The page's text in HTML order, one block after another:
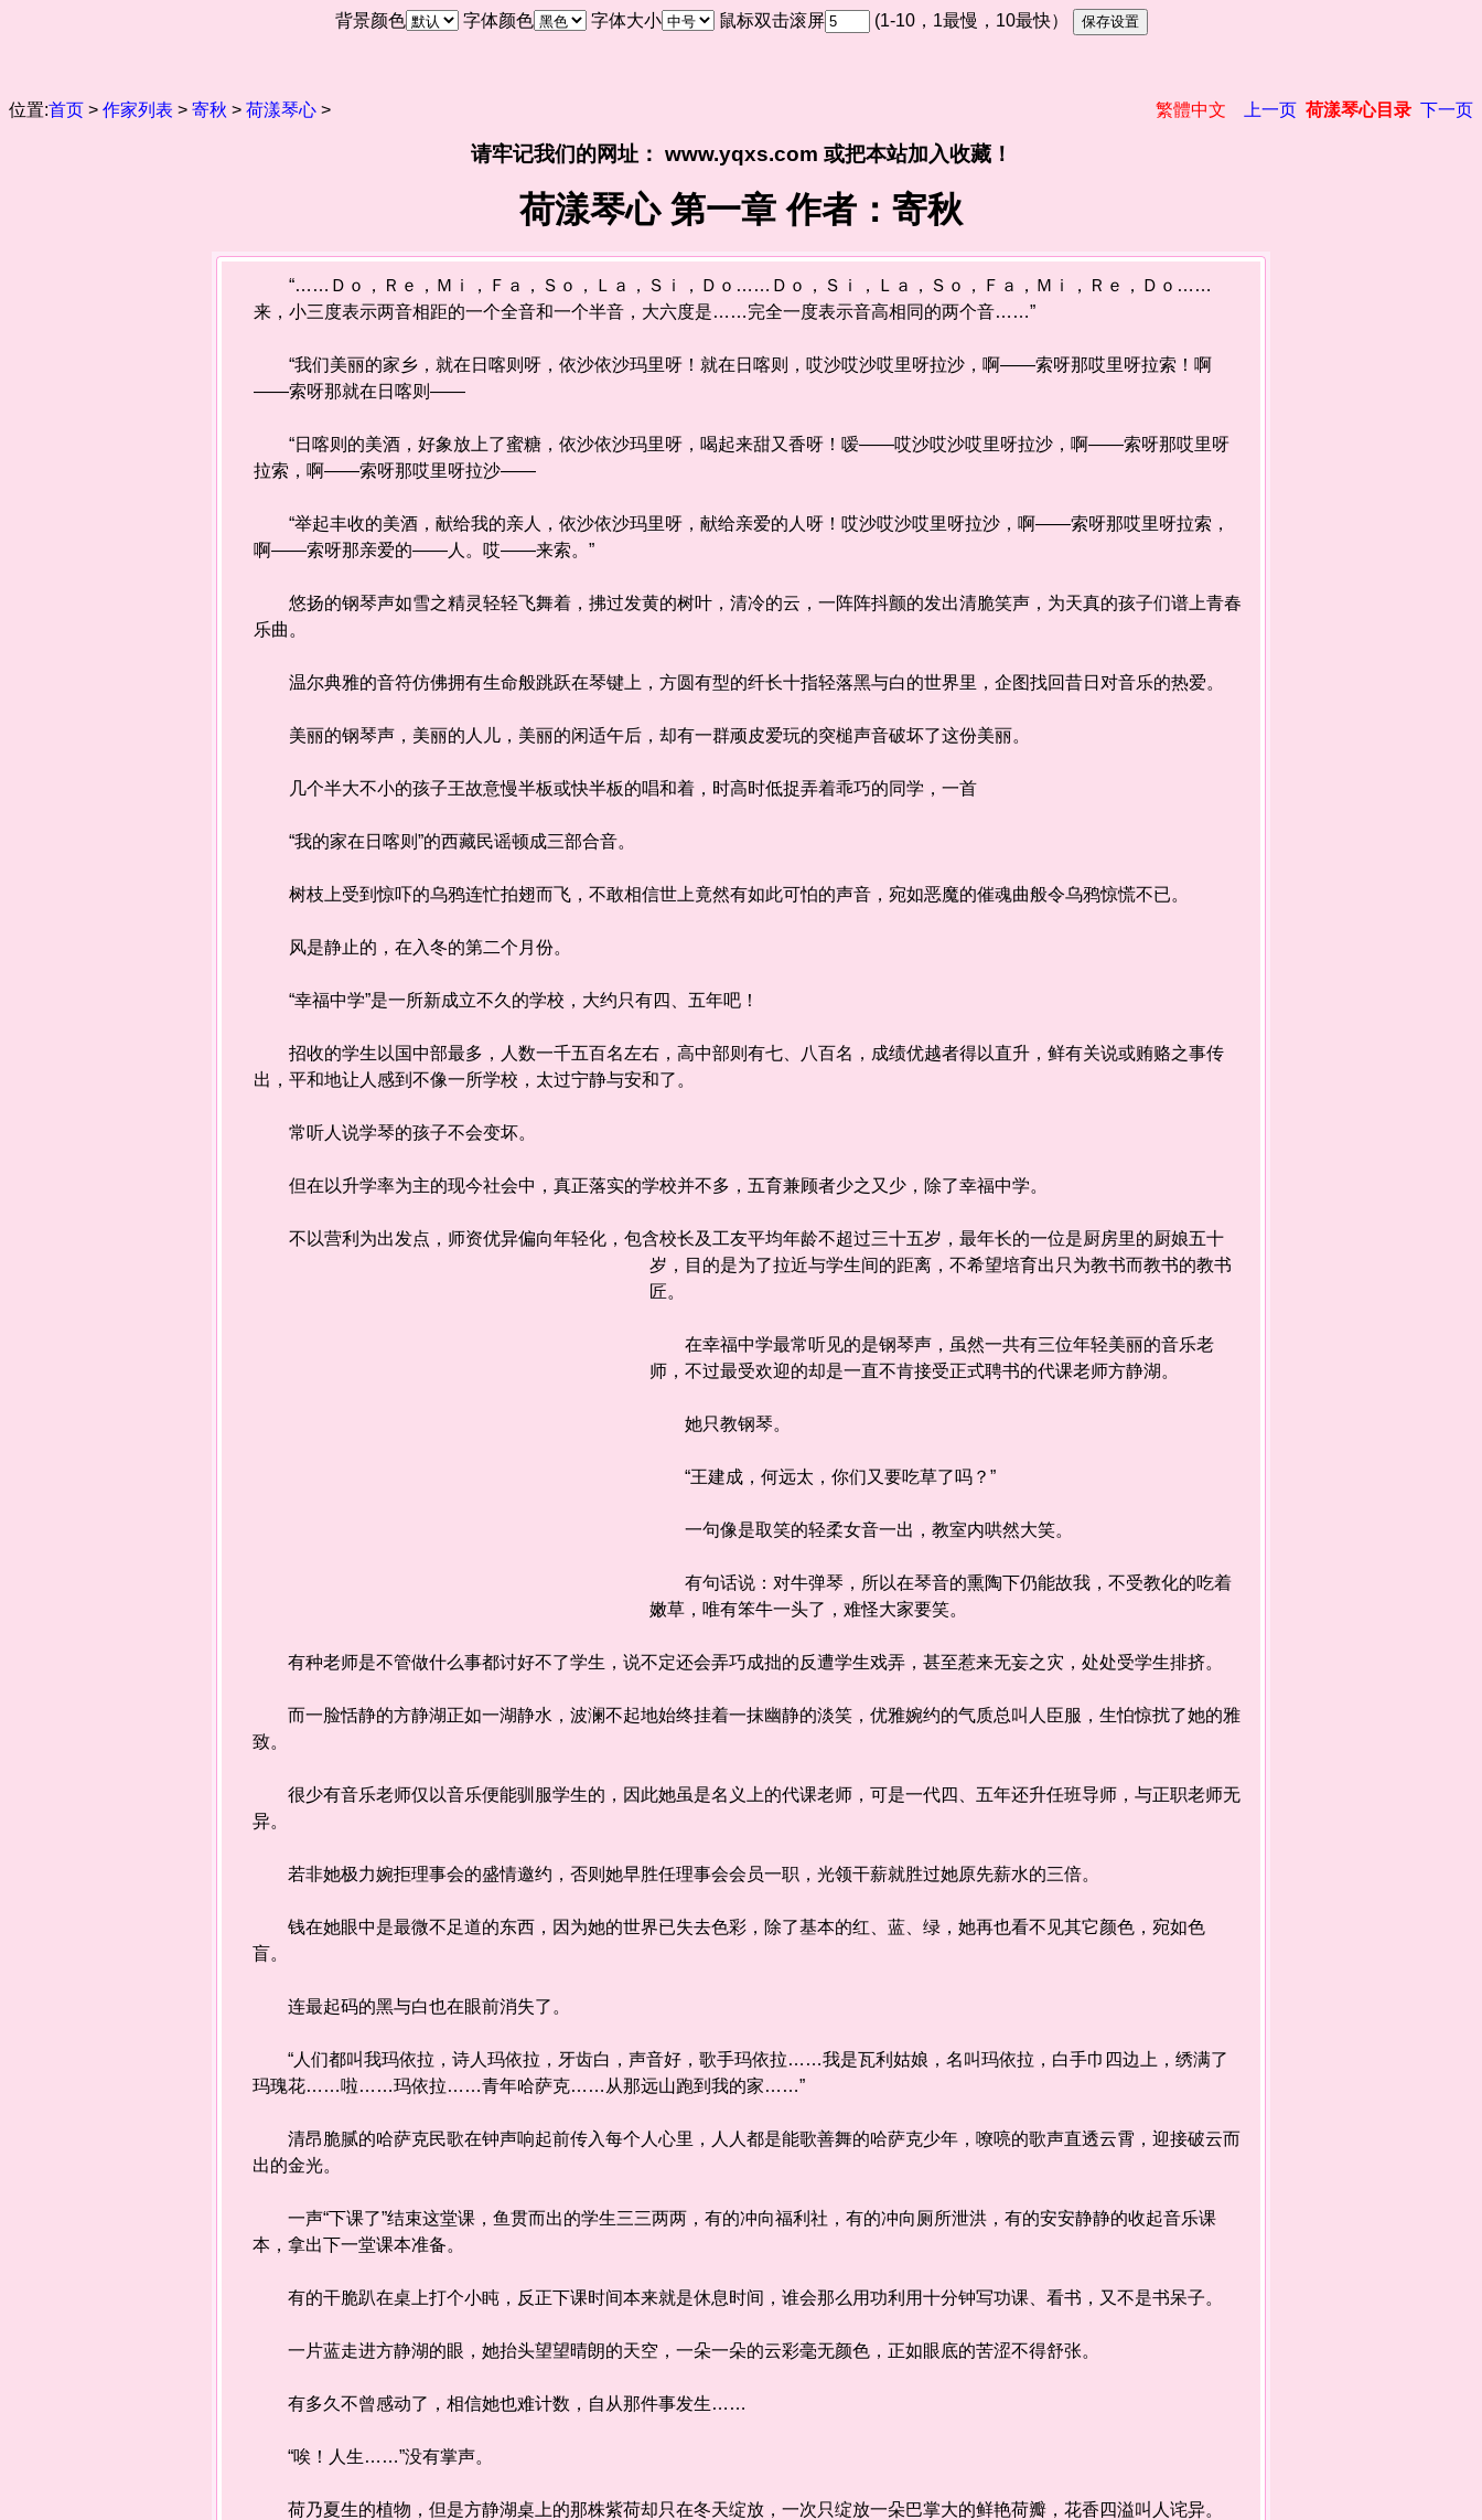
背景颜色 字体颜色 字体大小 鼠标双击滚屏 (1-10，1最慢，10最快）
位置:首页 > 作家列表 > 寄秋 > 荷漾琴心 > 繁體中文 上一页 荷漾琴心目录 下一页
请牢记我们的网址： www.yqxs.com 或把本站加入收藏！
荷漾琴心 第一章 作者：寄秋
“……Ｄｏ，Ｒｅ，Ｍｉ，Ｆａ，Ｓｏ，Ｌａ，Ｓｉ，Ｄｏ……Ｄｏ，Ｓｉ，Ｌａ，Ｓｏ，Ｆａ，Ｍｉ，Ｒｅ，Ｄｏ……
来，小三度表示两音相距的一个全音和一个半音，大六度是……完全一度表示音高相同的两个音……”
“我们美丽的家乡，就在日喀则呀，依沙依沙玛里呀！就在日喀则，哎沙哎沙哎里呀拉沙，啊——索呀那哎里呀拉索！啊
——索呀那就在日喀则——
“日喀则的美酒，好象放上了蜜糖，依沙依沙玛里呀，喝起来甜又香呀！嗳——哎沙哎沙哎里呀拉沙，啊——索呀那哎里呀
拉索，啊——索呀那哎里呀拉沙——
“举起丰收的美酒，献给我的亲人，依沙依沙玛里呀，献给亲爱的人呀！哎沙哎沙哎里呀拉沙，啊——索呀那哎里呀拉索，
啊——索呀那亲爱的——人。哎——来索。”
悠扬的钢琴声如雪之精灵轻轻飞舞着，拂过发黄的树叶，清冷的云，一阵阵抖颤的发出清脆笑声，为天真的孩子们谱上青春
乐曲。
温尔典雅的音符仿佛拥有生命般跳跃在琴键上，方圆有型的纤长十指轻落黑与白的世界里，企图找回昔日对音乐的热爱。
美丽的钢琴声，美丽的人儿，美丽的闲适午后，却有一群顽皮爱玩的突槌声音破坏了这份美丽。
几个半大不小的孩子王故意慢半板或快半板的唱和着，时高时低捉弄着乖巧的同学，一首
“我的家在日喀则”的西藏民谣顿成三部合音。
树枝上受到惊吓的乌鸦连忙拍翅而飞，不敢相信世上竟然有如此可怕的声音，宛如恶魔的催魂曲般令乌鸦惊慌不已。
风是静止的，在入冬的第二个月份。
“幸福中学”是一所新成立不久的学校，大约只有四、五年吧！
招收的学生以国中部最多，人数一千五百名左右，高中部则有七、八百名，成绩优越者得以直升，鲜有关说或贿赂之事传
出，平和地让人感到不像一所学校，太过宁静与安和了。
常听人说学琴的孩子不会变坏。
但在以升学率为主的现今社会中，真正落实的学校并不多，五育兼顾者少之又少，除了幸福中学。
不以营利为出发点，师资优异偏向年轻化，包含校长及工友平均年龄不超过三十五岁，最年长的一位是厨房里的厨娘五十
岁，目的是为了拉近与学生间的距离，不希望培育出只为教书而教书的教书
匠。
在幸福中学最常听见的是钢琴声，虽然一共有三位年轻美丽的音乐老
师，不过最受欢迎的却是一直不肯接受正式聘书的代课老师方静湖。
她只教钢琴。
“王建成，何远太，你们又要吃草了吗？”
一句像是取笑的轻柔女音一出，教室内哄然大笑。
有句话说：对牛弹琴，所以在琴音的熏陶下仍能故我，不受教化的吃着
嫩草，唯有笨牛一头了，难怪大家要笑。
有种老师是不管做什么事都讨好不了学生，说不定还会弄巧成拙的反遭学生戏弄，甚至惹来无妄之灾，处处受学生排挤。
而一脸恬静的方静湖正如一湖静水，波澜不起地始终挂着一抹幽静的淡笑，优雅婉约的气质总叫人臣服，生怕惊扰了她的雅
致。
很少有音乐老师仅以音乐便能驯服学生的，因此她虽是名义上的代课老师，可是一代四、五年还升任班导师，与正职老师无
异。
若非她极力婉拒理事会的盛情邀约，否则她早胜任理事会会员一职，光领干薪就胜过她原先薪水的三倍。
钱在她眼中是最微不足道的东西，因为她的世界已失去色彩，除了基本的红、蓝、绿，她再也看不见其它颜色，宛如色
盲。
连最起码的黑与白也在眼前消失了。
“人们都叫我玛依拉，诗人玛依拉，牙齿白，声音好，歌手玛依拉……我是瓦利姑娘，名叫玛依拉，白手巾四边上，绣满了
玛瑰花……啦……玛依拉……青年哈萨克……从那远山跑到我的家……”
清昂脆腻的哈萨克民歌在钟声响起前传入每个人心里，人人都是能歌善舞的哈萨克少年，嘹喨的歌声直透云霄，迎接破云而
出的金光。
一声“下课了”结束这堂课，鱼贯而出的学生三三两两，有的冲向福利社，有的冲向厕所泄洪，有的安安静静的收起音乐课
本，拿出下一堂课本准备。
有的干脆趴在桌上打个小盹，反正下课时间本来就是休息时间，谁会那么用功利用十分钟写功课、看书，又不是书呆子。
一片蓝走进方静湖的眼，她抬头望望晴朗的天空，一朵一朵的云彩毫无颜色，正如眼底的苦涩不得舒张。
有多久不曾感动了，相信她也难计数，自从那件事发生……
“唉！人生……”没有掌声。
荷乃夏生的植物，但是方静湖桌上的那株紫荷却只在冬天绽放，一次只绽放一朵巴掌大的鲜艳荷瓣，花香四溢叫人诧异。